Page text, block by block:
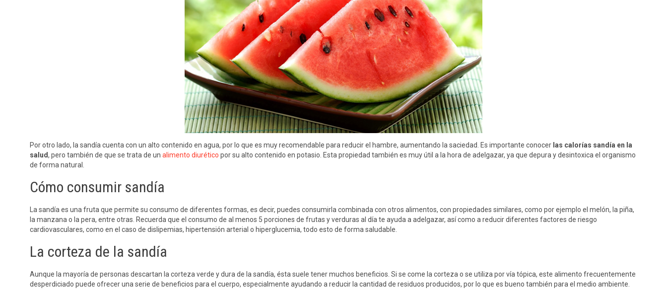
Por otro lado, la sandía cuenta con un alto contenido en agua, por lo que es muy recomendable para reducir el hambre, aumentando la saciedad. Es importante conocer las calorías sandía en la
salud, pero también de que se trata de un alimento diurético por su alto contenido en potasio. Esta propiedad también es muy útil a la hora de adelgazar, ya que depura y desintoxica el organismo
de forma natural.
Cómo consumir sandía
La sandía es una fruta que permite su consumo de diferentes formas, es decir, puedes consumirla combinada con otros alimentos, con propiedades similares, como por ejemplo el melón, la piña,
la manzana o la pera, entre otras. Recuerda que el consumo de al menos 5 porciones de frutas y verduras al día te ayuda a adelgazar, así como a reducir diferentes factores de riesgo
cardiovasculares, como en el caso de dislipemias, hipertensión arterial o hiperglucemia, todo esto de forma saludable.
La corteza de la sandía
Aunque la mayoría de personas descartan la corteza verde y dura de la sandía, ésta suele tener muchos beneficios. Si se come la corteza o se utiliza por vía tópica, este alimento frecuentemente
desperdiciado puede ofrecer una serie de beneficios para el cuerpo, especialmente ayudando a reducir la cantidad de residuos producidos, por lo que es bueno también para el medio ambiente.